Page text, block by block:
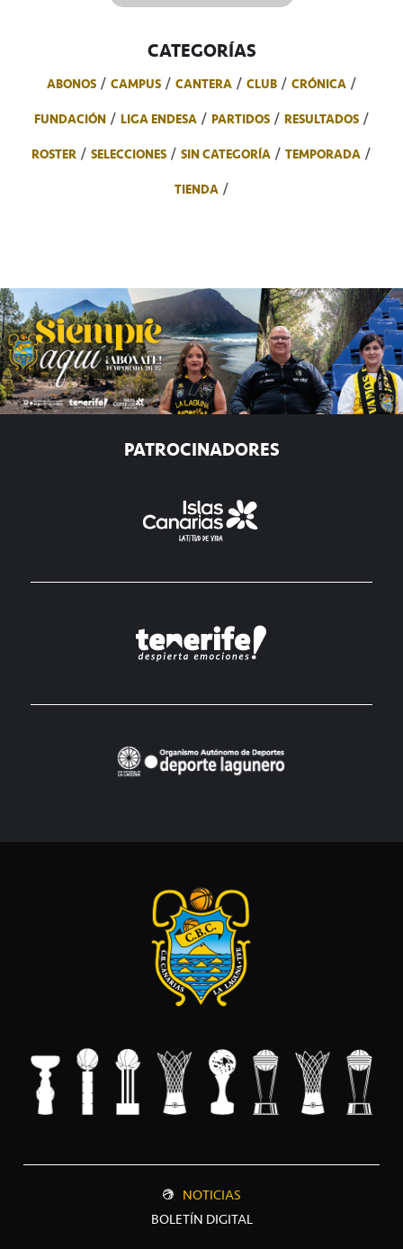
CATEGORÍAS
ABONOS CAMPUS CANTERA CLUB
CRÓNICA
FUNDACIÓN
LIGA ENDESA PARTIDOS
RESULTADOS
ROSTER
SELECCIONES SIN CATEGORÍA
TEMPORADA
TIENDA
PATROCINADORES
NOTICIAS
BOLETÍN DIGITAL